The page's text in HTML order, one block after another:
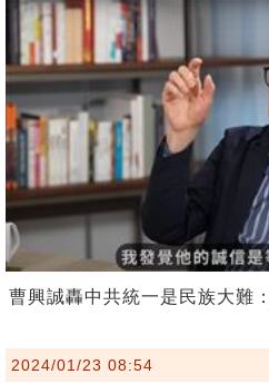
曹興誠轟中共統一是民族大難
2024/01/23 08:54